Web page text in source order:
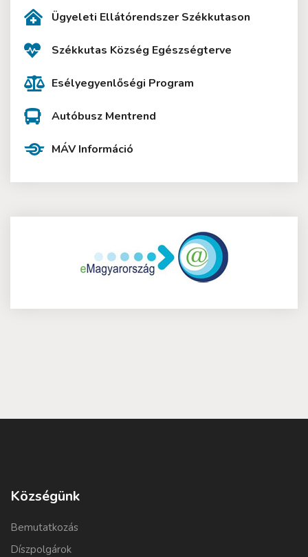
Ügyeleti Ellátórendszer Székkutason
Székkutas Község Egészségterve
Esélyegyenlőségi Program
Autóbusz Mentrend
MÁV Információ
Községünk
Bemutatkozás
Díszpolgárok